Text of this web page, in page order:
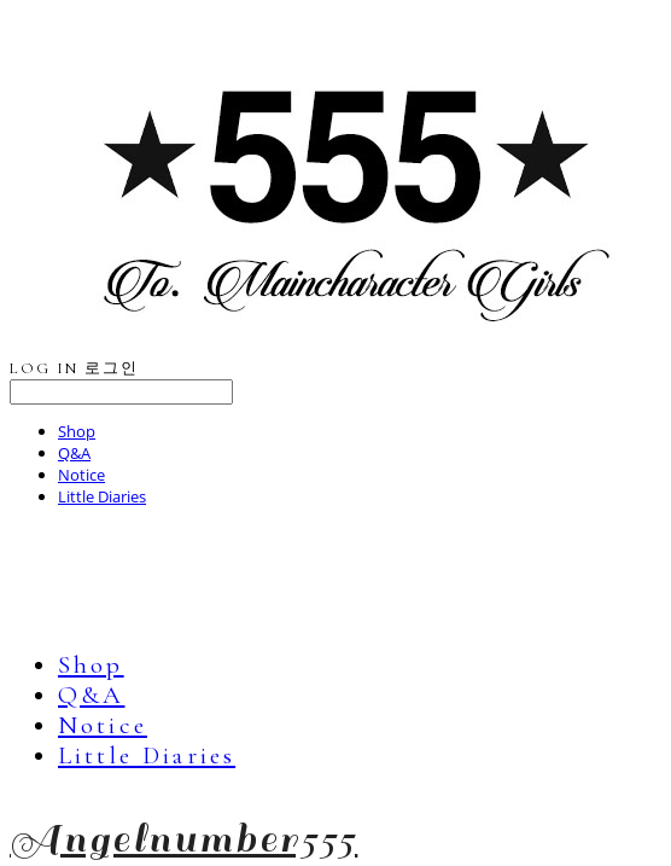
LOG IN 로그인
Shop
Q&A
Notice
Little Diaries
Shop
Q&A
Notice
Little Diaries
Angelnumber555